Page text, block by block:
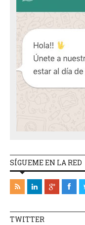
SÍGUEME EN LA RED
TWITTER